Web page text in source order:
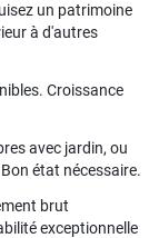
un patrimoine
à d'autres
Croissance
avec jardin, ou
état nécessaire.
brut
exceptionnelle